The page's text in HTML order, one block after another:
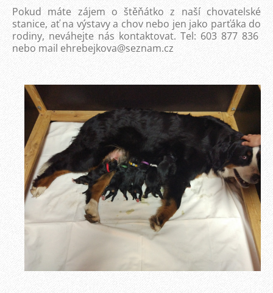
Pokud máte zájem o štěňátko z naší chovatelské
stanice, ať na výstavy a chov nebo jen jako parťáka do
rodiny, neváhejte nás kontaktovat. Tel: 603 877 836
nebo mail ehrebejkova@seznam.cz